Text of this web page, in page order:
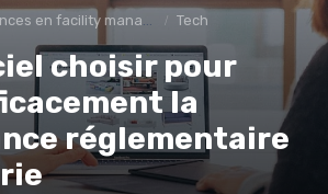
en facility management Tech
choisir pour
la
réglementaire